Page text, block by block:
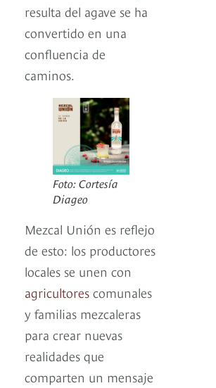
resulta del agave se ha
convertido en una
confluencia de
caminos.
Foto: Cortesía
Diageo
Mezcal Unión es reflejo
de esto: los productores
locales se unen con
agricultores comunales
y familias mezcaleras
para crear nuevas
realidades que
comparten un mensaje